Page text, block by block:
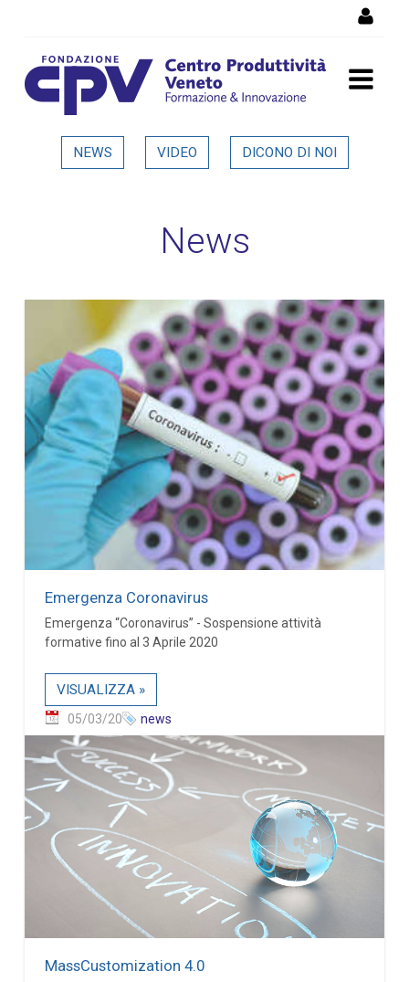
Dettaglio in evidenza
NEWS VIDEO DICONO DI NOI
News
Emergenza Coronavirus
Emergenza “Coronavirus” - Sospensione attività
formative fino al 3 Aprile 2020
VISUALIZZA »
05/03/20 news
MassCustomization 4.0